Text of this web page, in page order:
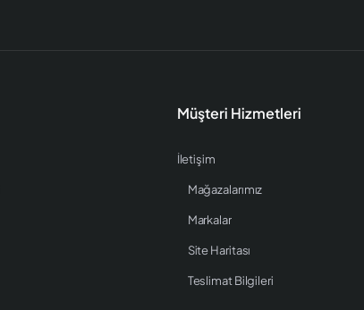
Müşteri Hizmetleri
İletişim
Mağazalarımız
Markalar
Site Haritası
Teslimat Bilgileri